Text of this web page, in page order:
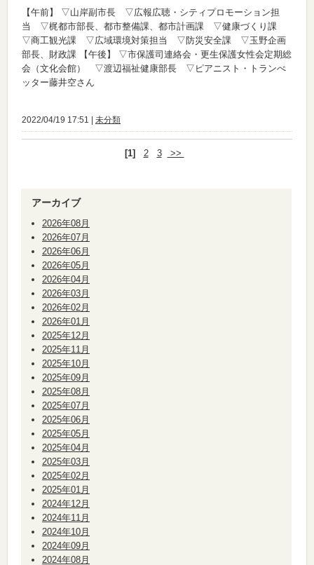
【午前】
▽山岸副市長 ▽広報広聴・シティプロモーション担
当 ▽梶都市部長、都市整備課、都市計画課 ▽健康づくり課
▽商工観光課 ▽広域環境対策担当 ▽防災安全課 ▽玉野企画
部長、財政課 【午後】
▽市保護司連絡会・更生保護女性会定期総
会（文化会館） ▽渡辺福祉健康部長 ▽ピアニスト・トランぺ
ッター藤井空さん
2022/04/19 17:51 | 未分類
[1] 2 3 >>
アーカイブ
2026年08月
2026年07月
2026年06月
2026年05月
2026年04月
2026年03月
2026年02月
2026年01月
2025年12月
2025年11月
2025年10月
2025年09月
2025年08月
2025年07月
2025年06月
2025年05月
2025年04月
2025年03月
2025年02月
2025年01月
2024年12月
2024年11月
2024年10月
2024年09月
2024年08月